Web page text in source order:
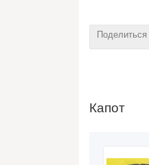
Поделиться
Капот